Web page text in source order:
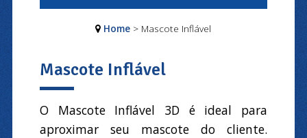
Home > Mascote Inflável
Mascote Inflável
O Mascote Inflável 3D é ideal para
aproximar seu mascote do cliente.